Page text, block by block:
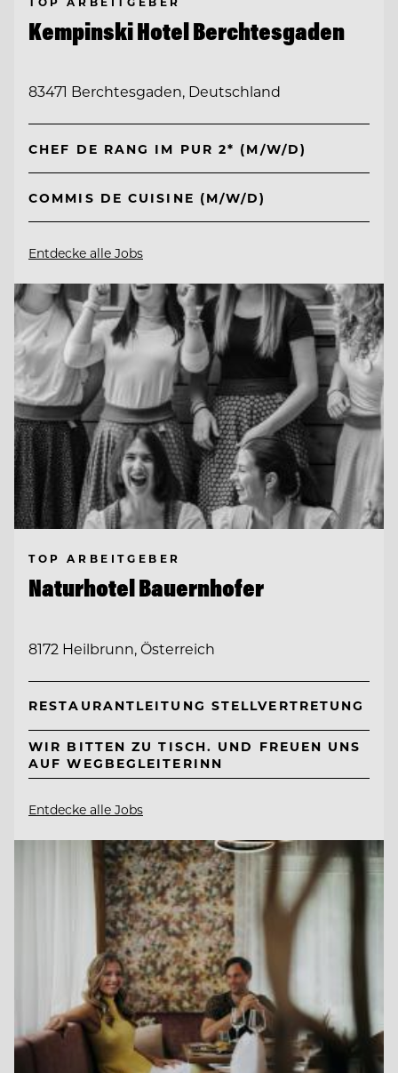
Kempinski Hotel Berchtesgaden
83471 Berchtesgaden, Deutschland
CHEF DE RANG IM PUR 2* (M/W/D)
COMMIS DE CUISINE (M/W/D)
Entdecke alle Jobs
TOP ARBEITGEBER
Naturhotel Bauernhofer
8172 Heilbrunn, Österreich
RESTAURANTLEITUNG STELLVERTRETUNG
WIR BITTEN ZU TISCH. UND FREUEN UNS
AUF WEGBEGLEITERINN
Entdecke alle Jobs